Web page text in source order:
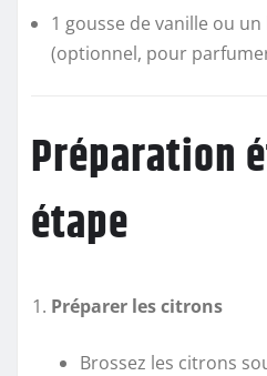
1 gousse de vanille ou
(optionnel, pour
Préparation
étape
Préparer les citrons
Brossez les citrons